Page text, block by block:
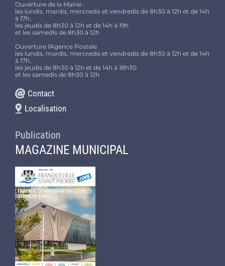
Ouverture de la Mairie :
les lundis, mardis, mercredis et vendredis de 8h30 à 12h et de 14h
à 17h,
les jeudis de 8h30 à 12h et de 14h à 19h
et les samedis de 8h30 à 12h
Ouverture l'Agence Postale
les lundis, mardis, mercredis et vendredis de 8h30 à 12h et de 14h
à 17h,
les jeudis de 8h30 à 12h et de 14h à 18h30
et les samedis de 8h30 à 12h
Contact
Localisation
Publication
MAGAZINE MUNICIPAL